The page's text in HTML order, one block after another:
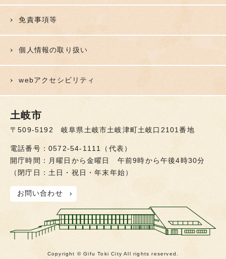
免責事項等
個人情報の取り扱い
webアクセシビリティ
土岐市
〒509-5192 岐阜県土岐市土岐津町土岐口2101番地
電話番号：0572-54-1111（代表）
開庁時間：月曜日から金曜日 午前9時から午後4時30分
（閉庁日：土日・祝日・年末年始）
お問い合わせ
Copyright © Gifu Toki City All rights reserved.